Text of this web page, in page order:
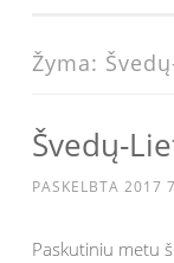
Žyma:
Švedų-
PASKELBTA 2017
Paskutiniu metu